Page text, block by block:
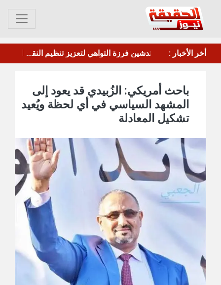
أخر الأخبار : ليس الاتفاق النووي.."وول ستريت جورنال": ترامب لوح بإمكانية وقف الحرب ضد إيران بشرط واحد
باحث أمريكي: الزُبيدي قد يعود إلى
المشهد السياسي في أي لحظة ويُعيد
تشكيل المعادلة